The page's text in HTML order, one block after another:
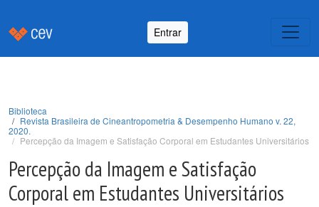
Entrar
Biblioteca
Revista Brasileira de Cineantropometria & Desempenho Humano v. 22,
2020.
Percepção da Imagem e Satisfação Corporal em Estudantes Universitários
Percepção da Imagem e Satisfação
Corporal em Estudantes Universitários